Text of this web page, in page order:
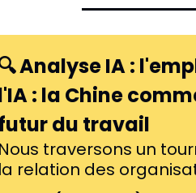
Analyse IA :
: la Chine
du travail
traversons un
relation des